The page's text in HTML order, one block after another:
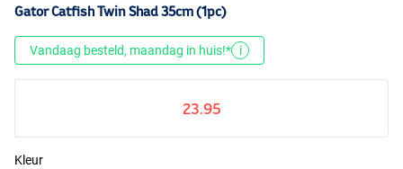
Gator Catfish Twin Shad 35cm (1pc)
Vandaag besteld, maandag in huis!* i
23.95
Kleur